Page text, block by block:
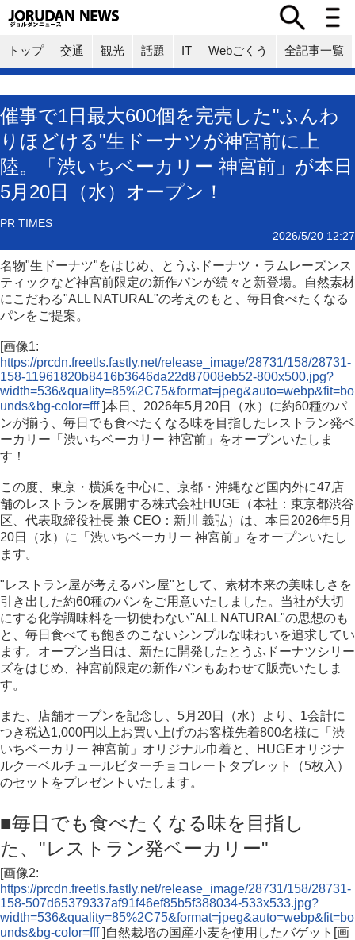
トップ 交通 観光 話題 IT Webごくう 全記事一覧
催事で1日最大600個を完売した"ふんわ
りほどける"生ドーナツが神宮前に上
陸。「渋いちベーカリー 神宮前」が本日
5月20日（水）オープン！
PR TIMES
2026/5/20 12:27
名物"生ドーナツ"をはじめ、とうふドーナツ・ラムレーズンス
ティックなど神宮前限定の新作パンが続々と新登場。自然素材
にこだわる"ALL NATURAL"の考えのもと、毎日食べたくなる
パンをご提案。
[画像1:
https://prcdn.freetls.fastly.net/release_image/28731/158/28731-
158-11961820b8416b3646da22d87008eb52-800x500.jpg?
width=536&quality=85%2C75&format=jpeg&auto=webp&fit=bo
unds&bg-color=fff]本日、2026年5月20日（水）に約60種のパ
ンが揃う、毎日でも食べたくなる味を目指したレストラン発ベ
ーカリー「渋いちベーカリー 神宮前」をオープンいたしま
す！
この度、東京・横浜を中心に、京都・沖縄など国内外に47店
舗のレストランを展開する株式会社HUGE（本社：東京都渋谷
区、代表取締役社長 兼 CEO：新川 義弘）は、本日2026年5月
20日（水）に「渋いちベーカリー 神宮前」をオープンいたし
ます。
"レストラン屋が考えるパン屋"として、素材本来の美味しさを
引き出した約60種のパンをご用意いたしました。当社が大切
にする化学調味料を一切使わない"ALL NATURAL"の思想のも
と、毎日食べても飽きのこないシンプルな味わいを追求してい
ます。オープン当日は、新たに開発したとうふドーナツシリー
ズをはじめ、神宮前限定の新作パンもあわせて販売いたしま
す。
また、店舗オープンを記念し、5月20日（水）より、1会計に
つき税込1,000円以上お買い上げのお客様先着800名様に「渋
いちベーカリー 神宮前」オリジナル巾着と、HUGEオリジナ
ルクーベルチュールビターチョコレートタブレット（5枚入）
のセットをプレゼントいたします。
■毎日でも食べたくなる味を目指し
た、"レストラン発ベーカリー"
[画像2:
https://prcdn.freetls.fastly.net/release_image/28731/158/28731-
158-507d65379337af91f46ef85b5f388034-533x533.jpg?
width=536&quality=85%2C75&format=jpeg&auto=webp&fit=bo
unds&bg-color=fff]自然栽培の国産小麦を使用したバゲット[画